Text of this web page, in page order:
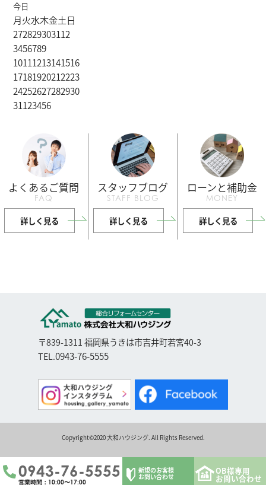
今日
月火水木金土日
272829303112
3456789
10111213141516
17181920212223
24252627282930
31123456
よくあるご質問
FAQ
詳しく見る
スタッフブログ
STAFF BLOG
詳しく見る
ローンと補助金
MONEY
詳しく見る
〒839-1311 福岡県うきは市吉井町若宮40-3
TEL.0943-76-5555
Copyright©2020 大和ハウジング. All Rights Reserved.
0943-76-5555
営業時間：10:00〜17:00
新規のお客様
お問い合わせ
OB様専用
お問い合わせ